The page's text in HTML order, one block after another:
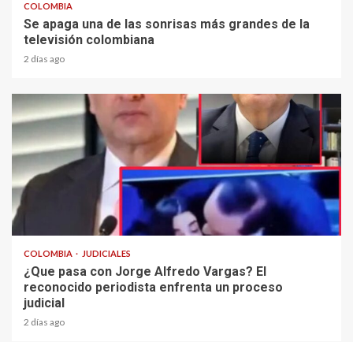
COLOMBIA
Se apaga una de las sonrisas más grandes de la
televisión colombiana
2 días ago
COLOMBIA JUDICIALES
¿Que pasa con Jorge Alfredo Vargas? El
reconocido periodista enfrenta un proceso
judicial
2 días ago